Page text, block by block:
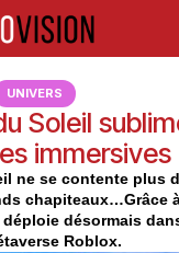
UNIVERS
Soleil
immersives
ne se contente plus
chapiteaux…Grâce
désormais
Roblox.